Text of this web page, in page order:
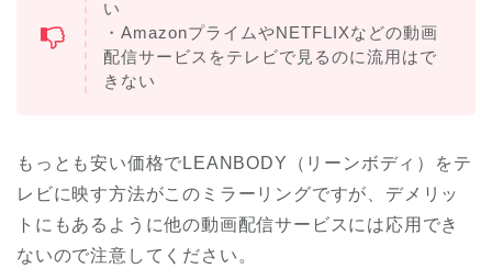
い
・AmazonプライムやNETFLIXなどの動画
配信サービスをテレビで見るのに流用はで
きない
もっとも安い価格でLEANBODY（リーンボディ）をテ
レビに映す方法がこのミラーリングですが、デメリッ
トにもあるように他の動画配信サービスには応用でき
ないので注意してください。